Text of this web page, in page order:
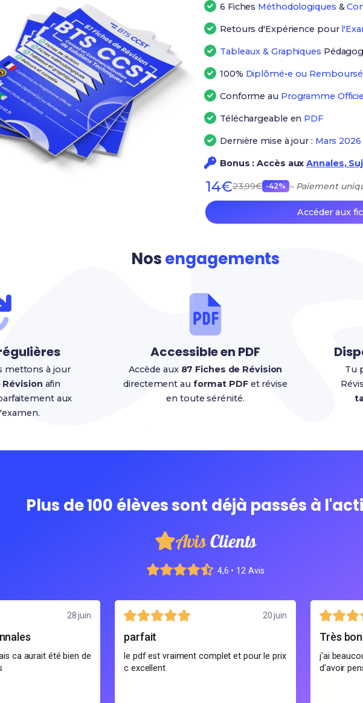
6 Fiches Méthodologiques &
Retours d'Expérience pour
Tableaux & Graphiques
100% Diplômé•e ou
Conforme au Programme
Téléchargeable en PDF
Dernière mise à jour : Mars 2026
Bonus : Accès auxAnnales,
14€23,99€ -42% – Paiement
Accéder aux
Nosengagements
mettons à jour
Révision afin
aux
Accessible en PDF
Accède aux 87 Fiches de Révision
directement au format PDFet révise
en toute sérénité.
Tu
Plus de 100 élèves sont déjà passés à
AvisClients
4,6 • 12 Avis
28 juin
ca aurait été bien de
20 juin
parfait
le pdf est vraiment complet et pour le prix
c excellent
Très
j'ai
d’avoir